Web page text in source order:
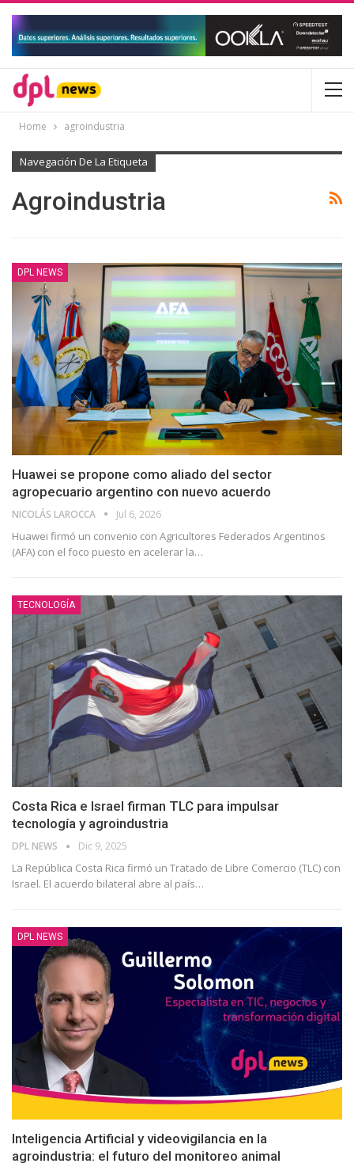
Home agroindustria
Navegación De La Etiqueta
Agroindustria
DPL NEWS
Huawei se propone como aliado del sector
agropecuario argentino con nuevo acuerdo
NICOLÁS LAROCCA Jul 6, 2026
Huawei firmó un convenio con Agricultores Federados Argentinos
(AFA) con el foco puesto en acelerar la…
TECNOLOGÍA
Costa Rica e Israel firman TLC para impulsar
tecnología y agroindustria
DPL NEWS Dic 9, 2025
La República Costa Rica firmó un Tratado de Libre Comercio (TLC) con
Israel. El acuerdo bilateral abre al país…
DPL NEWS
Inteligencia Artificial y videovigilancia en la
agroindustria: el futuro del monitoreo animal